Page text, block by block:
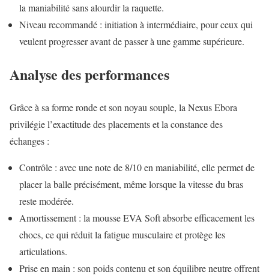
la maniabilité sans alourdir la raquette.
Niveau recommandé : initiation à intermédiaire, pour ceux qui
veulent progresser avant de passer à une gamme supérieure.
Analyse des performances
Grâce à sa forme ronde et son noyau souple, la Nexus Ebora
privilégie l’exactitude des placements et la constance des
échanges :
Contrôle : avec une note de 8/10 en maniabilité, elle permet de
placer la balle précisément, même lorsque la vitesse du bras
reste modérée.
Amortissement : la mousse EVA Soft absorbe efficacement les
chocs, ce qui réduit la fatigue musculaire et protège les
articulations.
Prise en main : son poids contenu et son équilibre neutre offrent